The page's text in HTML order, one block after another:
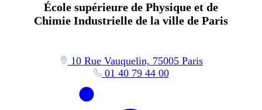
École supérieure de Physique et de
Chimie Industrielle de la ville de Paris
10 Rue Vauquelin, 75005 Paris
01 40 79 44 00